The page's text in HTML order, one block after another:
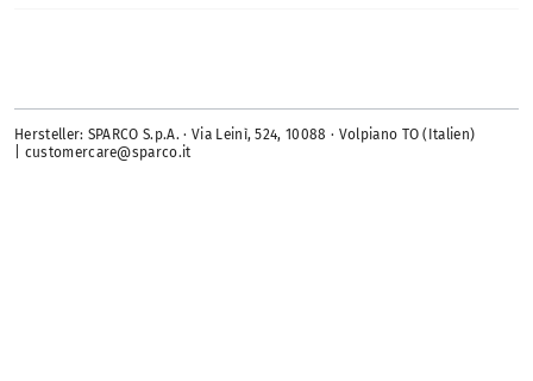
Hersteller: SPARCO S.p.A. · Via Leinì, 524, 10088 · Volpiano TO (Italien)
| customercare@sparco.it